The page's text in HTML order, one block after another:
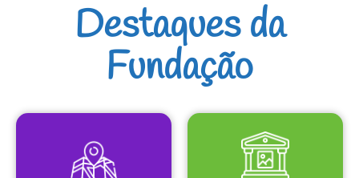
Destaques da
Fundação
MAPA CULTURAL EQUIPAMENTOS
CULTURAIS